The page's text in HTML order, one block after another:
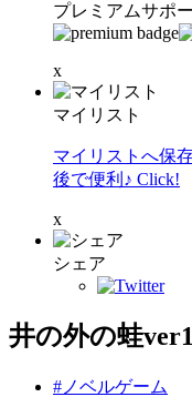
プレミアムサポ
x
マイリスト
マイリストへ保
後で便利♪ Click!
x
シェア
井の外の蛙
#ノベルゲーム